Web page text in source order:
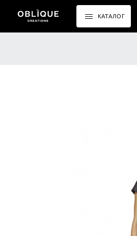
КАТАЛОГ